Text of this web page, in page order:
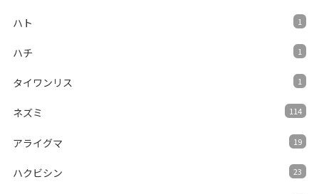
ハト 1
ハチ 1
タイワンリス 1
ネズミ 114
アライグマ 19
ハクビシン 23